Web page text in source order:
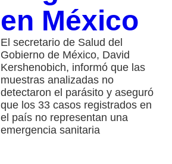
en México
El secretario de Salud del
Gobierno de México, David
Kershenobich, informó que las
muestras analizadas no
detectaron el parásito y aseguró
que los 33 casos registrados en
el país no representan una
emergencia sanitaria